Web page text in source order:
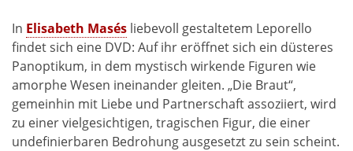
In Elisabeth Masés liebevoll gestaltetem Leporello
findet sich eine DVD: Auf ihr eröffnet sich ein düsteres
Panoptikum, in dem mystisch wirkende Figuren wie
amorphe Wesen ineinander gleiten. „Die Braut“,
gemeinhin mit Liebe und Partnerschaft assoziiert, wird
zu einer vielgesichtigen, tragischen Figur, die einer
undefinierbaren Bedrohung ausgesetzt zu sein scheint.